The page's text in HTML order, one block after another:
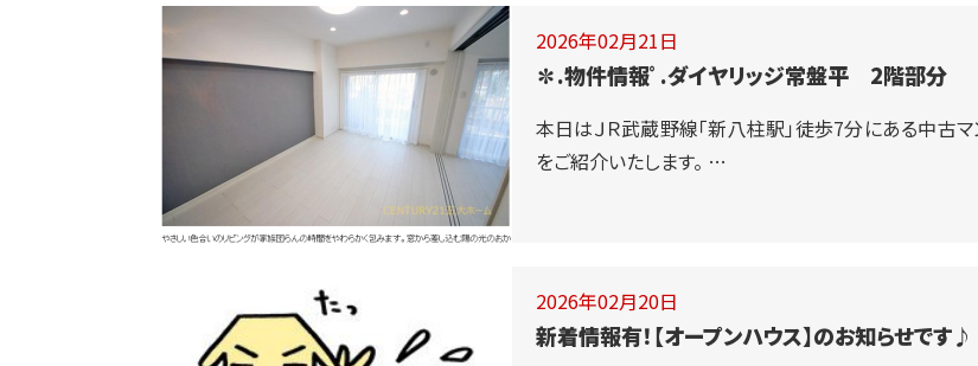
新着物件 価格変更物件 五大ホームのおすすめ物件
今すぐ見られる一戸建て
今すぐ見られるマンション 今すぐ見られる土地
2026年02月21日
✽.物件情報ﾟ.ダイヤリッジ常盤平 2階部分
本日はＪＲ武蔵野線「新八柱駅」徒歩7分にある中古マ
をご紹介いたします。 …
2026年02月20日
新着情報有！【オープンハウス】のお知らせです♪